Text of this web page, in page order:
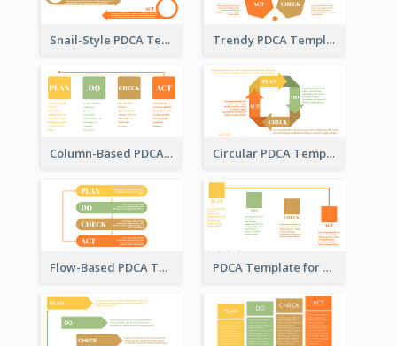
Snail-Style PDCA Template Trendy PDCA Template
Column-Based PDCA Template Circular PDCA Template
Flow-Based PDCA Template PDCA Template for Startup